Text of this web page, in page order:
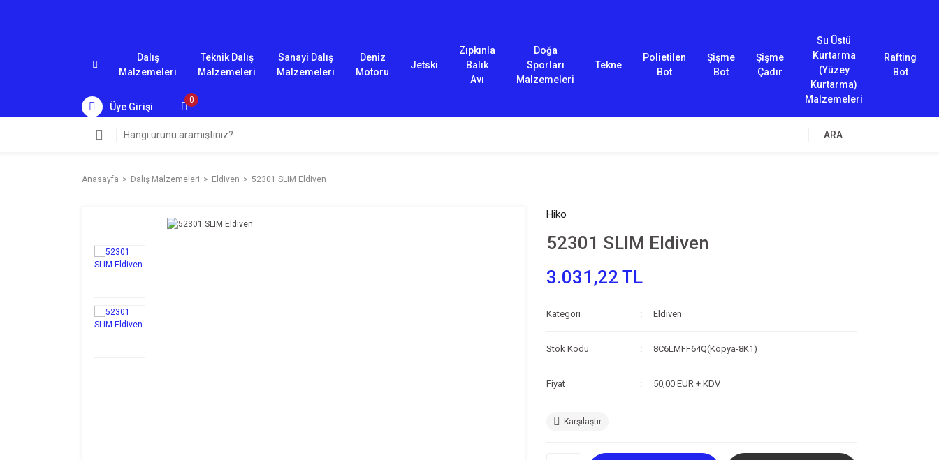
Dalış
Malzemeleri
Teknik Dalış
Malzemeleri
Sanayi Dalış
Malzemeleri
Deniz
Motoru
Jetski
Zıpkınla
Balık
Avı
Doğa
Sporları
Malzemeleri
Tekne
Polietilen
Bot
Şişme
Bot
Şişme
Çadır
Su Üstü
Kurtarma
(Yüzey
Kurtarma)
Malzemeleri
Rafting
Bot
Üye Girişi
0
ARA
Anasayfa Dalış Malzemeleri Eldiven 52301 SLIM Eldiven
Hiko
52301 SLIM Eldiven
3.031,22 TL
Kategori Eldiven
Stok Kodu 8C6LMFF64Q(Kopya-8K1)
Fiyat 50,00 EUR + KDV
Karşılaştır